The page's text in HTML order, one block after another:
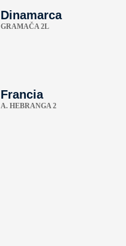
Dinamarca
GRAMAČA 2L
Francia
A. HEBRANGA 2